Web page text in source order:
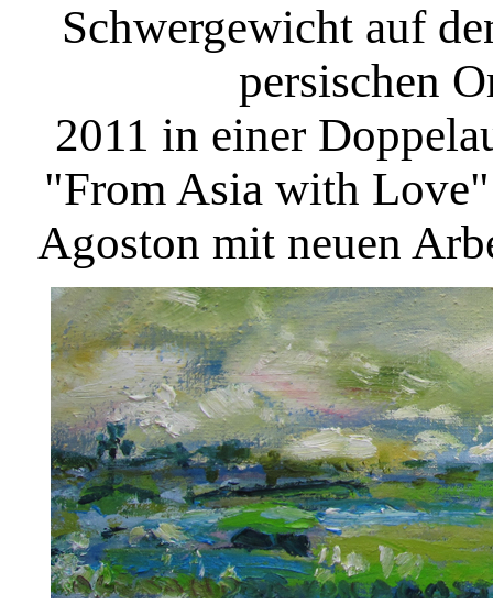
Schwergewicht auf
persischen
2011 in einer
"From Asia with
Agoston mit neuen